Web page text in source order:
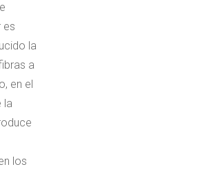
es
la
a
en el
la
los